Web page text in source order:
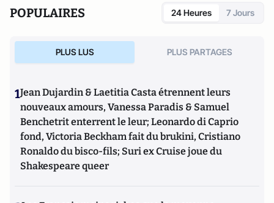
POPULAIRES 24 Heures 7 Jours
PLUS LUS PLUS PARTAGES
1Jean Dujardin & Laetitia Casta étrennent leurs
nouveaux amours, Vanessa Paradis & Samuel
Benchetrit enterrent le leur; Leonardo di Caprio
fond, Victoria Beckham fait du brukini, Cristiano
Ronaldo du bisco-fils; Suri ex Cruise joue du
Shakespeare queer